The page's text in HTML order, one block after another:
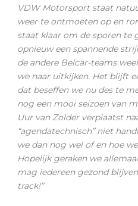
VDW Motorsport staat
weer te ontmoeten op en
staat klaar om de sporen te
opnieuw een spannende
de andere Belcar-teams
we naar uitkijken. Het blijft
dat beseffen we nu des te
nog een mooi seizoen van
Uur van Zolder verplaatst
“agendatechnisch” niet
we dan nog wel of en hoe
Hopelijk geraken we
mag iedereen gezond
track!”